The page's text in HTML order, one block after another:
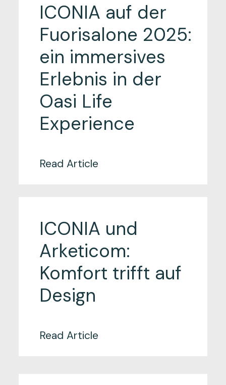
ICONIA auf der
Fuorisalone 2025:
ein immersives
Erlebnis in der
Oasi Life
Experience
Read Article
ICONIA und
Arketicom:
Komfort trifft auf
Design
Read Article